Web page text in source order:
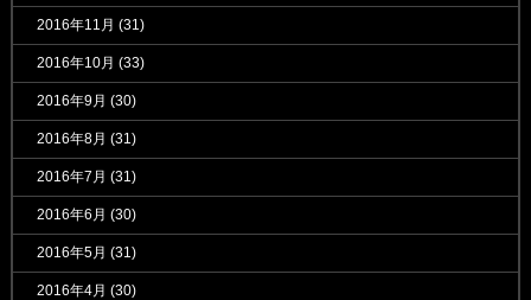
2016年11月 (31)
2016年10月 (33)
2016年9月 (30)
2016年8月 (31)
2016年7月 (31)
2016年6月 (30)
2016年5月 (31)
2016年4月 (30)